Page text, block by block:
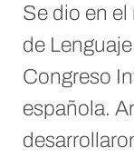
Se dio en
de
Congreso
española.